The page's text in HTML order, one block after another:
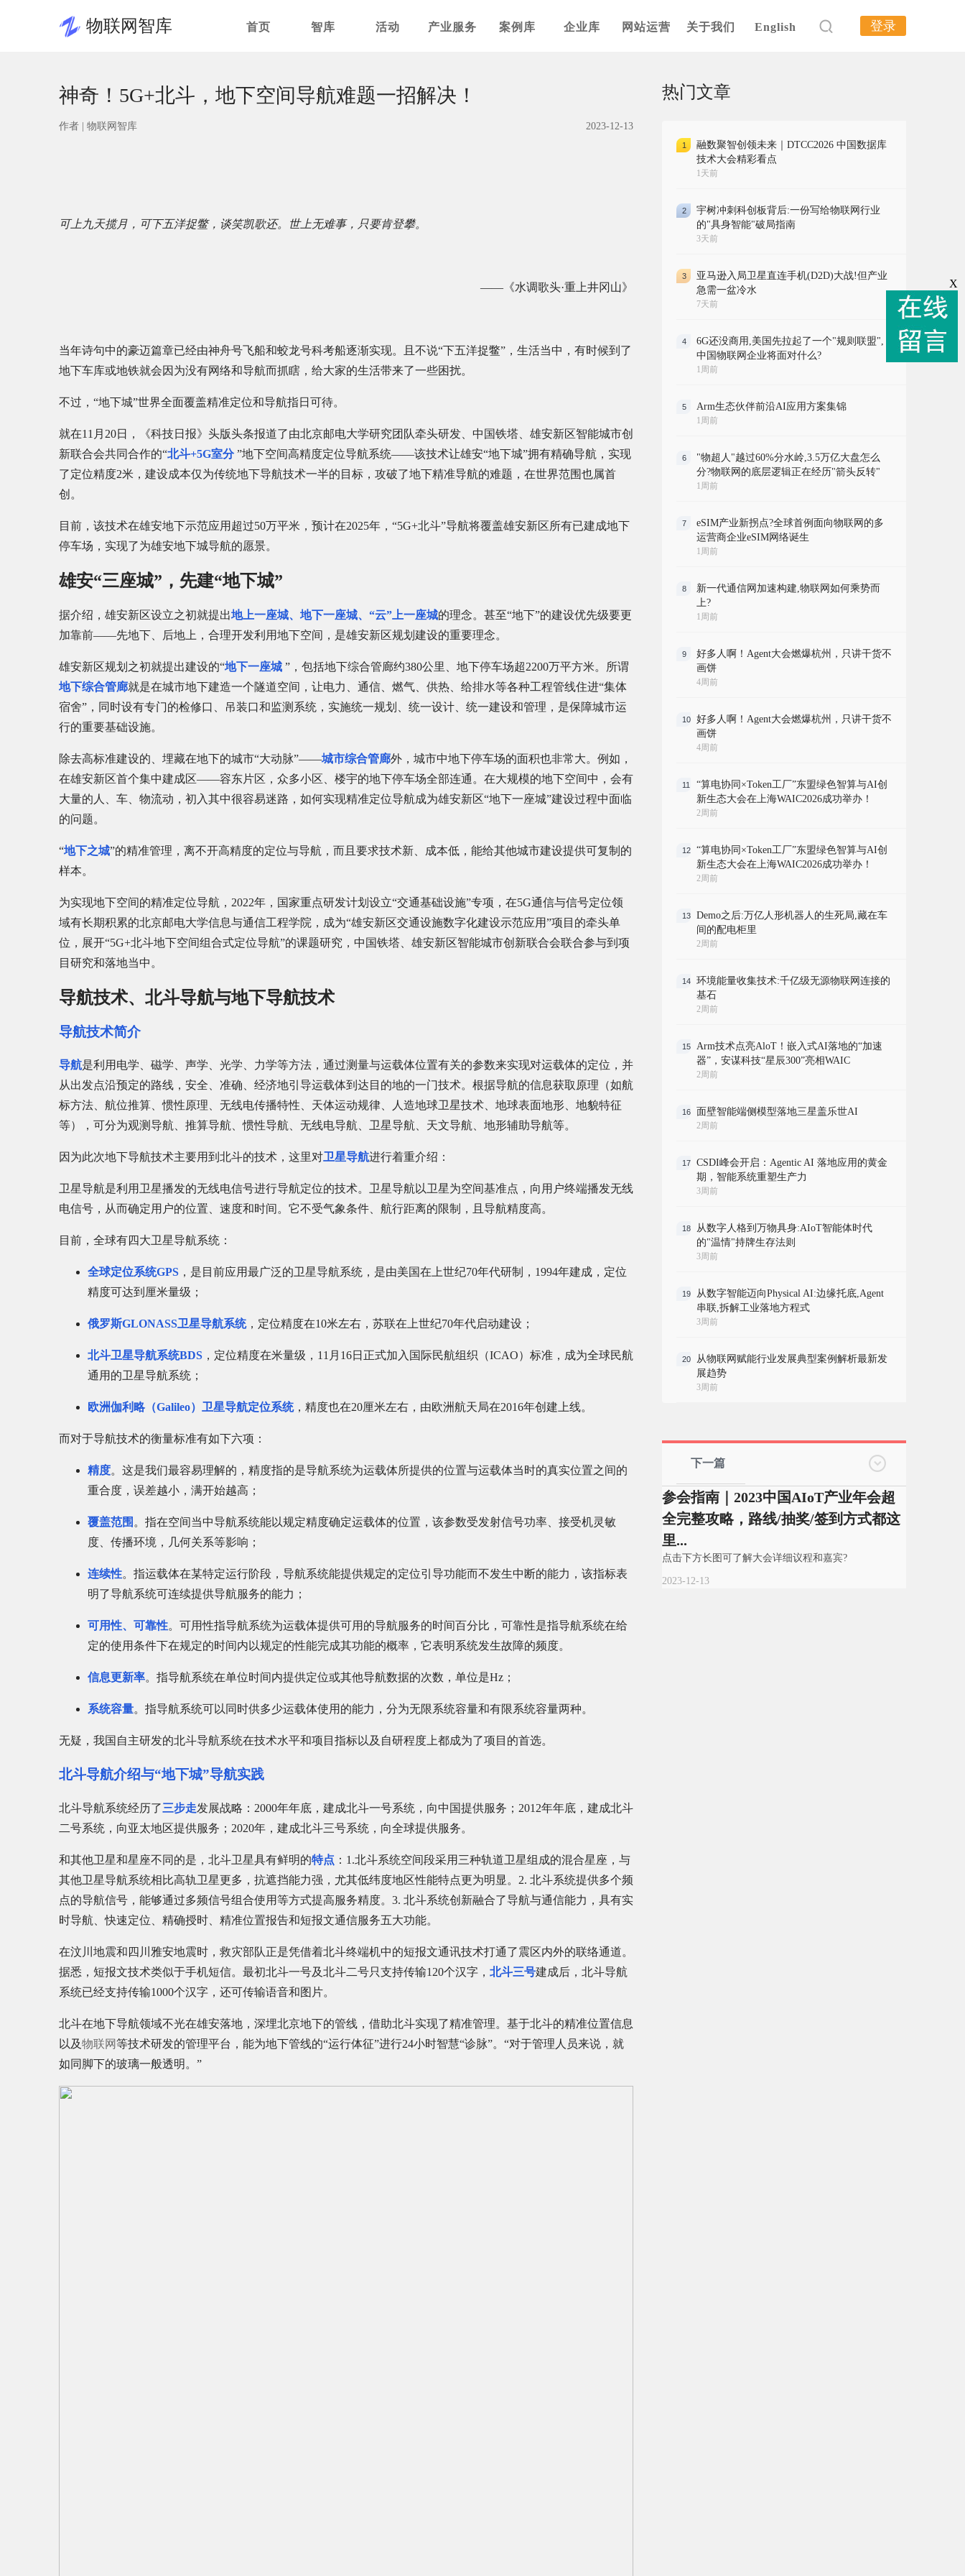
物联网智库 首页 智库 活动 产业服务 案例库 企业库 网站运营 关于我们 English 登录
神奇！5G+北斗，地下空间导航难题一招解决！
作者 | 物联网智库 2023-12-13
可上九天揽月，可下五洋捉鳖，谈笑凯歌还。世上无难事，只要肯登攀。
——《水调歌头·重上井冈山》
当年诗句中的豪迈篇章已经由神舟号飞船和蛟龙号科考船逐渐实现。且不说“下五洋捉鳖”，生活当中，有时候到了
地下车库或地铁就会因为没有网络和导航而抓瞎，给大家的生活带来了一些困扰。
不过，“地下城”世界全面覆盖精准定位和导航指日可待。
就在11月20日，《科技日报》头版头条报道了由北京邮电大学研究团队牵头研发、中国铁塔、雄安新区智能城市创
新联合会共同合作的“北斗+5G室分”地下空间高精度定位导航系统——该技术让雄安“地下城”拥有精确导航，实现
了定位精度2米，建设成本仅为传统地下导航技术一半的目标，攻破了地下精准导航的难题，在世界范围也属首
创。
目前，该技术在雄安地下示范应用超过50万平米，预计在2025年，“5G+北斗”导航将覆盖雄安新区所有已建成地下
停车场，实现了为雄安地下城导航的愿景。
雄安“三座城”，先建“地下城”
据介绍，雄安新区设立之初就提出地上一座城、地下一座城、“云”上一座城的理念。甚至“地下”的建设优先级要更
加靠前——先地下、后地上，合理开发利用地下空间，是雄安新区规划建设的重要理念。
雄安新区规划之初就提出建设的“地下一座城 ”，包括地下综合管廊约380公里、地下停车场超2200万平方米。所谓
地下综合管廊就是在城市地下建造一个隧道空间，让电力、通信、燃气、供热、给排水等各种工程管线住进“集体
宿舍”，同时设有专门的检修口、吊装口和监测系统，实施统一规划、统一设计、统一建设和管理，是保障城市运
行的重要基础设施。
除去高标准建设的、埋藏在地下的城市“大动脉”——城市综合管廊外，城市中地下停车场的面积也非常大。例如，
在雄安新区首个集中建成区——容东片区，众多小区、楼宇的地下停车场全部连通。在大规模的地下空间中，会有
大量的人、车、物流动，初入其中很容易迷路，如何实现精准定位导航成为雄安新区“地下一座城”建设过程中面临
的问题。
“地下之城”的精准管理，离不开高精度的定位与导航，而且要求技术新、成本低，能给其他城市建设提供可复制的
样本。
为实现地下空间的精准定位导航，2022年，国家重点研发计划设立“交通基础设施”专项，在5G通信与信号定位领
域有长期积累的北京邮电大学信息与通信工程学院，成为“雄安新区交通设施数字化建设示范应用”项目的牵头单
位，展开“5G+北斗地下空间组合式定位导航”的课题研究，中国铁塔、雄安新区智能城市创新联合会联合参与到项
目研究和落地当中。
导航技术、北斗导航与地下导航技术
导航技术简介
导航是利用电学、磁学、声学、光学、力学等方法，通过测量与运载体位置有关的参数来实现对运载体的定位，并
从出发点沿预定的路线，安全、准确、经济地引导运载体到达目的地的一门技术。根据导航的信息获取原理（如航
标方法、航位推算、惯性原理、无线电传播特性、天体运动规律、人造地球卫星技术、地球表面地形、地貌特征
等），可分为观测导航、推算导航、惯性导航、无线电导航、卫星导航、天文导航、地形辅助导航等。
因为此次地下导航技术主要用到北斗的技术，这里对卫星导航进行着重介绍：
卫星导航是利用卫星播发的无线电信号进行导航定位的技术。卫星导航以卫星为空间基准点，向用户终端播发无线
电信号，从而确定用户的位置、速度和时间。它不受气象条件、航行距离的限制，且导航精度高。
目前，全球有四大卫星导航系统：
全球定位系统GPS ，是目前应用最广泛的卫星导航系统，是由美国在上世纪70年代研制，1994年建成，定位
精度可达到厘米量级；
俄罗斯GLONASS卫星导航系统，定位精度在10米左右，苏联在上世纪70年代启动建设；
北斗卫星导航系统BDS ，定位精度在米量级，11月16日正式加入国际民航组织（ICAO）标准，成为全球民航
通用的卫星导航系统；
欧洲伽利略（Galileo）卫星导航定位系统，精度也在20厘米左右，由欧洲航天局在2016年创建上线。
而对于导航技术的衡量标准有如下六项：
精度。这是我们最容易理解的，精度指的是导航系统为运载体所提供的位置与运载体当时的真实位置之间的
重合度，误差越小，满开始越高；
覆盖范围 。指在空间当中导航系统能以规定精度确定运载体的位置，该参数受发射信号功率、接受机灵敏
度、传播环境，几何关系等影响；
连续性。指运载体在某特定运行阶段，导航系统能提供规定的定位引导功能而不发生中断的能力，该指标表
明了导航系统可连续提供导航服务的能力；
可用性、可靠性。可用性指导航系统为运载体提供可用的导航服务的时间百分比，可靠性是指导航系统在给
定的使用条件下在规定的时间内以规定的性能完成其功能的概率，它表明系统发生故障的频度。
信息更新率。指导航系统在单位时间内提供定位或其他导航数据的次数，单位是Hz；
系统容量。指导航系统可以同时供多少运载体使用的能力，分为无限系统容量和有限系统容量两种。
无疑，我国自主研发的北斗导航系统在技术水平和项目指标以及自研程度上都成为了项目的首选。
北斗导航介绍与“地下城”导航实践
北斗导航系统经历了三步走发展战略：2000年年底，建成北斗一号系统，向中国提供服务；2012年年底，建成北斗
二号系统，向亚太地区提供服务；2020年，建成北斗三号系统，向全球提供服务。
和其他卫星和星座不同的是，北斗卫星具有鲜明的特点 ：1.北斗系统空间段采用三种轨道卫星组成的混合星座，与
其他卫星导航系统相比高轨卫星更多，抗遮挡能力强，尤其低纬度地区性能特点更为明显。2. 北斗系统提供多个频
点的导航信号，能够通过多频信号组合使用等方式提高服务精度。3. 北斗系统创新融合了导航与通信能力，具有实
时导航、快速定位、精确授时、精准位置报告和短报文通信服务五大功能。
在汶川地震和四川雅安地震时，救灾部队正是凭借着北斗终端机中的短报文通讯技术打通了震区内外的联络通道。
据悉，短报文技术类似于手机短信。最初北斗一号及北斗二号只支持传输120个汉字， 北斗三号建成后，北斗导航
系统已经支持传输1000个汉字，还可传输语音和图片。
北斗在地下导航领域不光在雄安落地，深埋北京地下的管线，借助北斗实现了精准管理。基于北斗的精准位置信息
以及物联网等技术研发的管理平台，能为地下管线的“运行体征”进行24小时智慧“诊脉”。“对于管理人员来说，就
如同脚下的玻璃一般透明。”
热门文章
1
融数聚智创领未来｜DTCC2026 中国数据库
技术大会精彩看点
1天前
2
宇树冲刺科创板背后:一份写给物联网行业
的"具身智能"破局指南
3天前
3
亚马逊入局卫星直连手机(D2D)大战!但产业
急需一盆冷水
7天前
4
6G还没商用,美国先拉起了一个"规则联盟",
中国物联网企业将面对什么?
1周前
5 Arm生态伙伴前沿AI应用方案集锦
1周前
6
"物超人"越过60%分水岭,3.5万亿大盘怎么
分?物联网的底层逻辑正在经历"箭头反转"
1周前
7
eSIM产业新拐点?全球首例面向物联网的多
运营商企业eSIM网络诞生
1周前
8
新一代通信网加速构建,物联网如何乘势而
上?
1周前
9
好多人啊！Agent大会燃爆杭州，只讲干货不
画饼
4周前
10
好多人啊！Agent大会燃爆杭州，只讲干货不
画饼
4周前
11
“算电协同×Token工厂”东盟绿色智算与AI创
新生态大会在上海WAIC2026成功举办！
2周前
12
“算电协同×Token工厂”东盟绿色智算与AI创
新生态大会在上海WAIC2026成功举办！
2周前
13
Demo之后:万亿人形机器人的生死局,藏在车
间的配电柜里
2周前
14
环境能量收集技术:千亿级无源物联网连接的
基石
2周前
15
Arm技术点亮AloT！嵌入式AI落地的“加速
器”，安谋科技“星辰300”亮相WAIC
2周前
16 面壁智能端侧模型落地三星盖乐世AI
2周前
17
CSDI峰会开启：Agentic AI 落地应用的黄金
期，智能系统重塑生产力
3周前
18
从数字人格到万物具身:AIoT智能体时代
的"温情"持牌生存法则
3周前
19
从数字智能迈向Physical AI:边缘托底,Agent
串联,拆解工业落地方程式
3周前
20
从物联网赋能行业发展典型案例解析最新发
展趋势
3周前
下一篇
参会指南｜2023中国AIoT产业年会超
全完整攻略，路线/抽奖/签到方式都这
里...
点击下方长图可了解大会详细议程和嘉宾?
2023-12-13
X